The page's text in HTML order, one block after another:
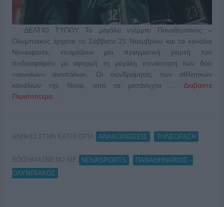
ΔΕΛΤΙΟ ΤΥΠΟΥ Το μεγάλο ντέρμπι Παναθηναϊκός –
Ολυμπιακός έρχεται το Σάββατο 21 Νοεμβρίου και τα κανάλια
Novasports, ετοιμάζουν μία πραγματική γιορτή του
ποδοσφαίρου με αφορμή τη μεγάλη συνάντηση των δύο
«αιωνίων» αντιπάλων. Οι συνδρομητές των αθλητικών
καναλιών της Nova, από τα μεσάνυχτα …Διαβάστε
Περισσότερα...
ΑΝΗΚΕΙ ΣΤΗΝ ΚΑΤΗΓΟΡΙΑ: ΑΝΑΚΟΙΝΩΣΕΙΣ ΤΗΛΕΟΡΑΣΗ
ΕΠΙΣΗΜΑΣΜΕΝΟ ΜΕ: NOVASPORTS
ΠΑΝΑΘΗΝΑΪΚΟΣ –
ΟΛΥΜΠΙΑΚΟΣ